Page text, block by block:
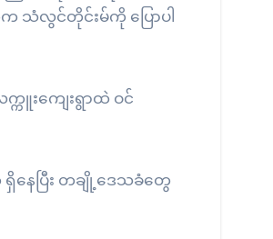
သံလွင်တိုင်းမ်ကို ပြောပါ
က္ကူးကျေးရွာထဲ ဝင်
နေပြီး တချို့ဒေသခံတွေ